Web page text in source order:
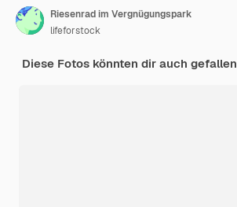
Riesenrad im Vergnügungspark
lifeforstock
Diese Fotos könnten dir auch gefallen